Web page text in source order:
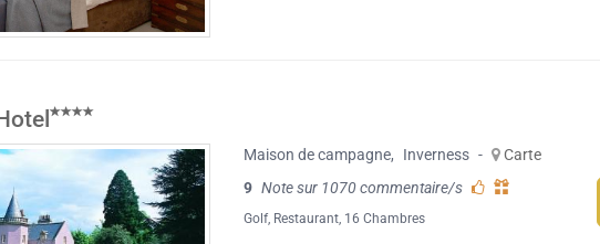
Maison de campagne, Inverness -
Carte
9 Note sur 1070 commentaire/s
Golf, Restaurant, 16 Chambres